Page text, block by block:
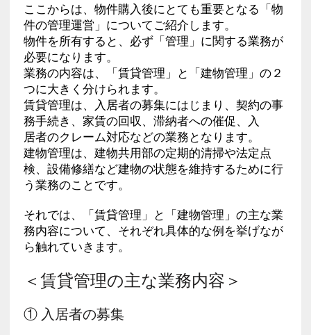
ここからは、物件購入後にとても重要となる「物
件の管理運営」についてご紹介します。
物件を所有すると、必ず「管理」に関する業務が
必要になります。
業務の内容は、「賃貸管理」と「建物管理」の２
つに大きく分けられます。
賃貸管理は、入居者の募集にはじまり、契約の事
務手続き、家賃の回収、滞納者への催促、入
居者のクレーム対応などの業務となります。
建物管理は、建物共用部の定期的清掃や法定点
検、設備修繕など建物の状態を維持するために行
う業務のことです。
それでは、「賃貸管理」と「建物管理」の主な業
務内容について、それぞれ具体的な例を挙げなが
ら触れていきます。
＜賃貸管理の主な業務内容＞
① 入居者の募集